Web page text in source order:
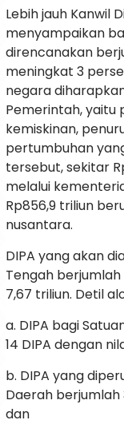
Lebih jauh Kanwil
menyampaikan
direncanakan
meningkat 3
negara
Pemerintah, yaitu
kemiskinan,
pertumbuhan
tersebut, sekitar
melalui
Rp856,9 triliun
nusantara.
DIPA yang akan
Tengah berjumlah
7,67 triliun. Detil
a. DIPA bagi
14 DIPA dengan
b. DIPA yang
Daerah berjumlah
dan